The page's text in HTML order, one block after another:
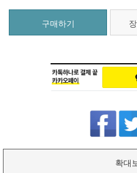
구매하기
확대